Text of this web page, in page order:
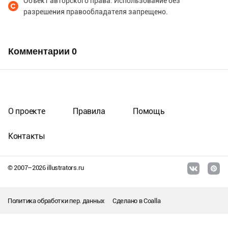
разрешения правообладателя запрещено.
Комментарии 0
© 2007–2026illustrators.ru
О проекте Правила Помощь
Контакты
Политика обработки пер. данных Сделано вCoalla